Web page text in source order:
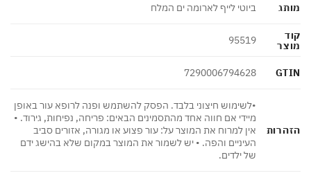
מותג ביוטי לייף לארומה ים המלח
קוד
מוצר 95519
GTIN
7290006794628
הזהרות
•לשימוש חיצוני בלבד. הפסק להשתמש ופנה לרופא עור באופן
מיידי אם חווה אחד מהתסמינים הבאים: פריחה, נפיחות, גירוד. •
אין למרוח את המוצר על: עור פצוע או מגורה, אזורים סביב
העיניים והפה. • יש לשמור את המוצר במקום שלא בהישג ידם
של ילדים.